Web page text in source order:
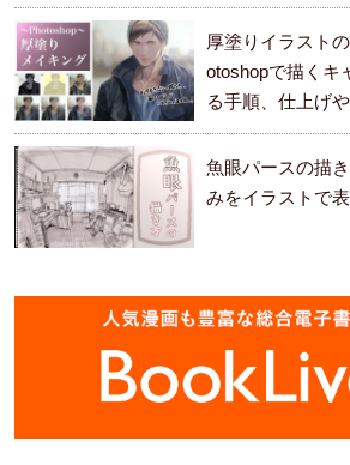
厚塗りイラスト
otoshopで描くキ
る手順、仕上げ
ます。
魚眼パースの描
みをイラストで表